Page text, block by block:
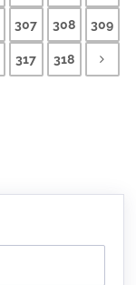
307 308 309
317 318